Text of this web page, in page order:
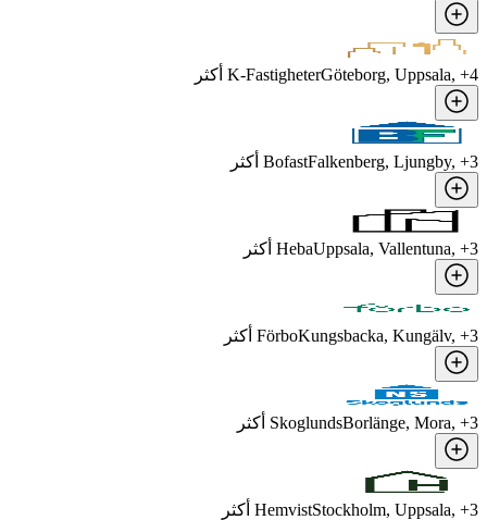
K-FastigheterGöteborg, Uppsala, +4 أكثر
BofastFalkenberg, Ljungby, +3 أكثر
HebaUppsala, Vallentuna, +3 أكثر
FörboKungsbacka, Kungälv, +3 أكثر
SkoglundsBorlänge, Mora, +3 أكثر
HemvistStockholm, Uppsala, +3 أكثر